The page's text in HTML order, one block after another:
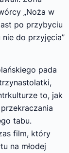
„Noża w
po przybyciu
nie do przyjęcia”
pada
to, jak
tabu.
film, który
na młodej